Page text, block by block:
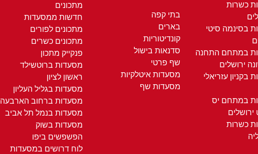
כשרות
בסינמה סיטי
במתחם התחנה
ירושלים
בקניון עזריאלי
במתחם יס
ירושלים
כשרות
בתי קפה
בארים
קונדיטוריות
סדנאות בישול
שף פרטי
מסעדות איטלקיות
מסעדות שף
מתכונים
חדשות ממסעדות
מתכונים לפורים
מתכונים כשרים
פנקייק מתכון
מסעדות ברוטשילד
ראשון לציון
מסעדות בגליל העליון
מסעדות ברחוב הארבעה
מסעדות בנמל תל אביב
מסעדות בשוק
הפשפשים ביפו
לוח דרושים במסעדות